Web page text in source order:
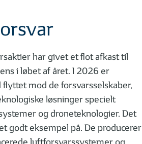
har givet et flot afkast til
i løbet af året. I 2026 er
mod de forsvarsselskaber,
løsninger specielt
og droneteknologier. Det
godt eksempel på. De producerer